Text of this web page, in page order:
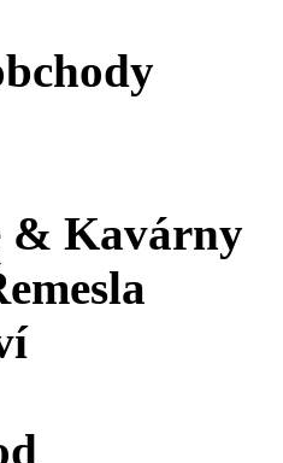
& Kavárny